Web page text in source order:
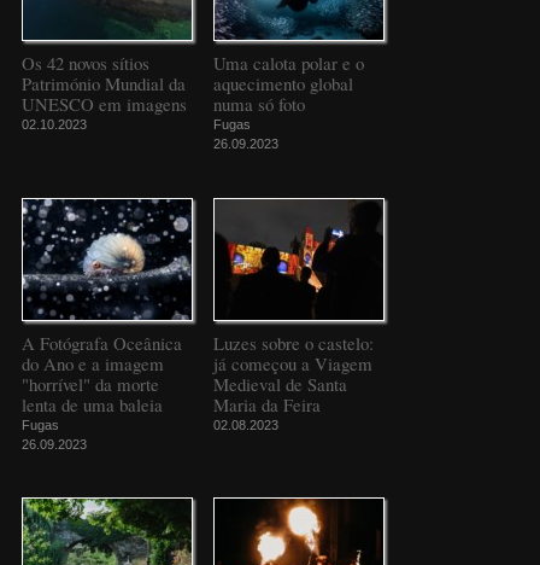
Os 42 novos sítios
Património Mundial da
UNESCO em imagens
02.10.2023
Uma calota polar e o
aquecimento global
numa só foto
Fugas
26.09.2023
A Fotógrafa Oceânica
do Ano e a imagem
"horrível" da morte
lenta de uma baleia
Fugas
26.09.2023
Luzes sobre o castelo:
já começou a Viagem
Medieval de Santa
Maria da Feira
02.08.2023